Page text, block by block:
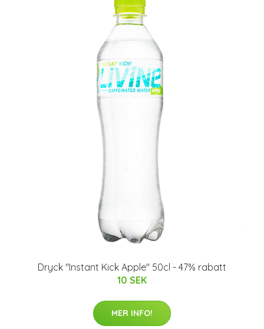
Dryck "Instant Kick Apple" 50cl - 47% rabatt
10 SEK
MER INFO!